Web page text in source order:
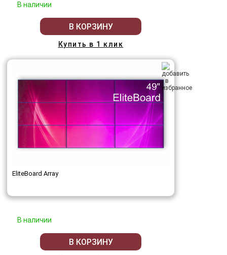
В наличии
В КОРЗИНУ
Купить в 1 клик
EliteBoard Array
В наличии
В КОРЗИНУ